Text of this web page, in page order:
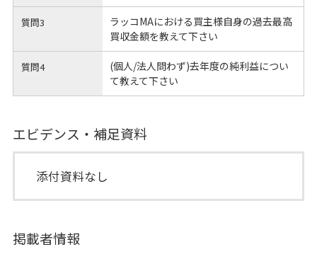
質問3
ラッコMAにおける買主様自身の過去最高
買収金額を教えて下さい
質問4
(個人/法人問わず)去年度の純利益につい
て教えて下さい
エビデンス・補足資料
添付資料なし
掲載者情報